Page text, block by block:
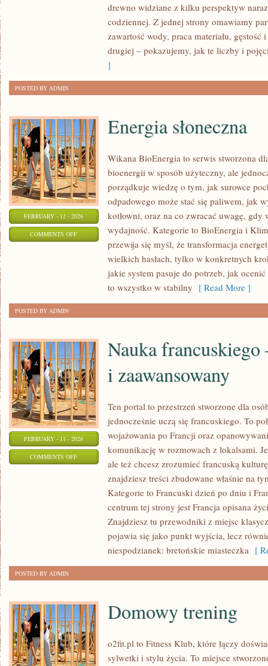
BUDOWNICTWIE
drewno widziane z kilku perspektyw
codziennej. Z jednej strony omawiamy
zawartość wody, praca materiału, gęstość
drugiej – pokazujemy, jak te liczby i
]
POSTED BY ADMIN
FEBRUARY - 12 - 2026
COMMENTS OFFON
SŁONECZNA
Energia słoneczna
Wikana BioEnergia to serwis stworzona
bioenergii w sposób użyteczny, ale
porządkuje wiedzę o tym, jak surowce
odpadowego może stać się paliwem, jak
kotłowni, oraz na co zwracać uwagę,
wydajność. Kategorie to BioEnergia i
przewija się myśl, że transformacja
wielkich hasłach, tylko w konkretnych
jakie system pasuje do potrzeb, jak
to wszystko w stabilny [ Read More ]
POSTED BY ADMIN
FEBRUARY - 11 - 2026
COMMENTS OFFON
FRANCUSKIEGO
Nauka
i zaawansowany
Ten portal to przestrzeń stworzone dla
jednocześnie uczą się francuskiego. To
wojażowania po Francji oraz
komunikację w rozmowach z lokalsami.
ale też chcesz zrozumieć francuską
znajdziesz treści zbudowane właśnie na
Kategorie to Francuski dzień po dniu i
centrum tej strony jest Francja opisana
Znajdziesz tu przewodniki z miejsc
pojawia się jako punkt wyjścia, lecz
niespodzianek: bretońskie miasteczka [
POSTED BY ADMIN
Domowy trening
o2fit.pl to Fitness Klub, które łączy
sylwetki i stylu życia. To miejsce